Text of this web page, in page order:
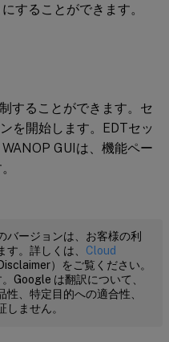
することができます。
することができます。セ
を開始します。EDTセッ
GUIは、機能ペー
バージョンは、お客様の利
。詳しくは、 Cloud
）をご覧ください。
Google は翻訳について、
、特定目的への適合性、
ません。